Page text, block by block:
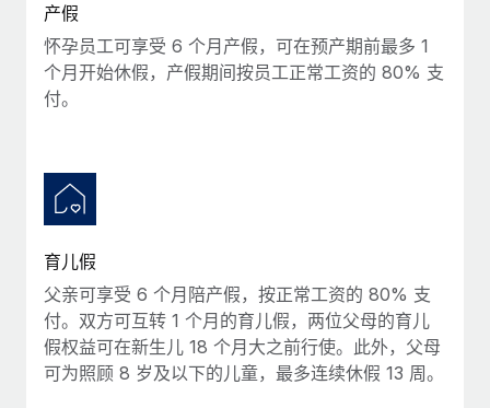
产假
怀孕员工可享受 6 个月产假，可在预产期前最多 1
个月开始休假，产假期间按员工正常工资的 80% 支
付。
育儿假
父亲可享受 6 个月陪产假，按正常工资的 80% 支
付。双方可互转 1 个月的育儿假，两位父母的育儿
假权益可在新生儿 18 个月大之前行使。此外，父母
可为照顾 8 岁及以下的儿童，最多连续休假 13 周。